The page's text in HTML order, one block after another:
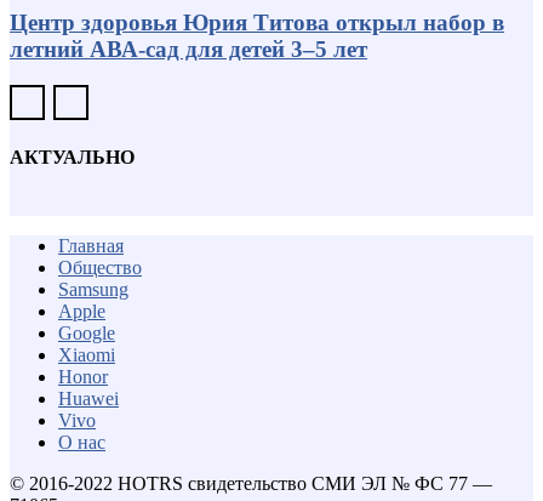
Центр здоровья Юрия Титова открыл набор в
летний АВА-сад для детей 3–5 лет
АКТУАЛЬНО
Главная
Общество
Samsung
Apple
Google
Xiaomi
Honor
Huawei
Vivo
О нас
© 2016-2022 HOTRS свидетельство СМИ ЭЛ № ФС 77 —